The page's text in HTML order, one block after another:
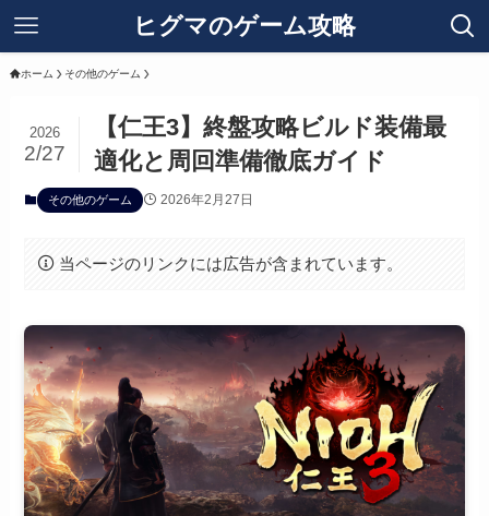
ヒグマのゲーム攻略
ホーム その他のゲーム
【仁王3】終盤攻略ビルド装備最
適化と周回準備徹底ガイド
2026
2/27
その他のゲーム 2026年2月27日
当ページのリンクには広告が含まれています。